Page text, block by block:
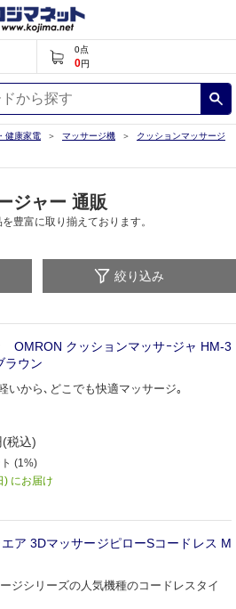
0点
0円
健康家電 マッサージ機
クッションマッサージ
ジャー 通販
豊富に取り揃えております。
絞り込み
OMRON クッションマッサｰジャ HM-3
ラウン
いから､どこでも快適マッサージ｡
(税込)
(1%)
) にお届け
エア 3DマッサージピローSコードレス M
ジシリーズの人気機種のコードレスタイ